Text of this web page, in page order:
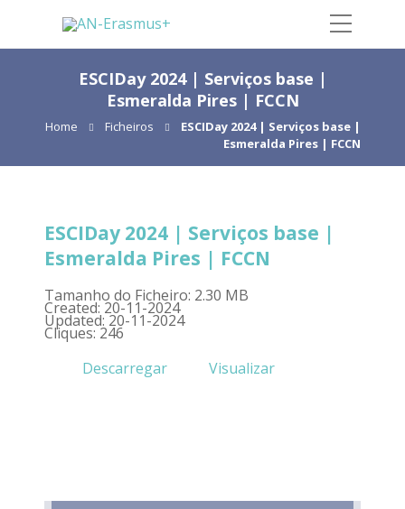
ESCIDay 2024 | Serviços base |
Esmeralda Pires | FCCN
Home Ficheiros
ESCIDay 2024 | Serviços base |
Esmeralda Pires | FCCN
ESCIDay 2024 | Serviços base |
Esmeralda Pires | FCCN
Tamanho do Ficheiro: 2.30 MB
Created: 20-11-2024
Updated: 20-11-2024
Cliques: 246
Descarregar
Visualizar